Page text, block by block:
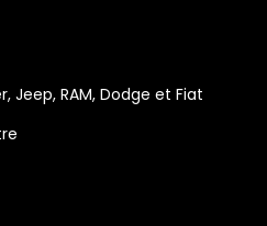
Jeep, RAM, Dodge et Fiat